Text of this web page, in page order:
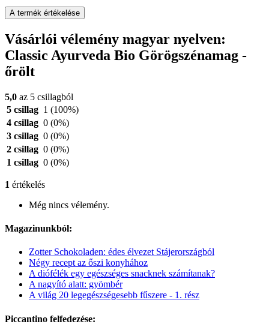
A termék értékelése
Vásárlói vélemény magyar nyelven:
Classic Ayurveda Bio Görögszénamag -
őrölt
5,0 az 5 csillagból
5 csillag 1 (100%)
4 csillag 0 (0%)
3 csillag 0 (0%)
2 csillag 0 (0%)
1 csillag 0 (0%)
1 értékelés
Még nincs vélemény.
Magazinunkból:
Zotter Schokoladen: édes élvezet Stájerországból
Négy recept az őszi konyhához
A diófélék egy egészséges snacknek számítanak?
A nagyító alatt: gyömbér
A világ 20 legegészségesebb fűszere - 1. rész
Piccantino felfedezése: